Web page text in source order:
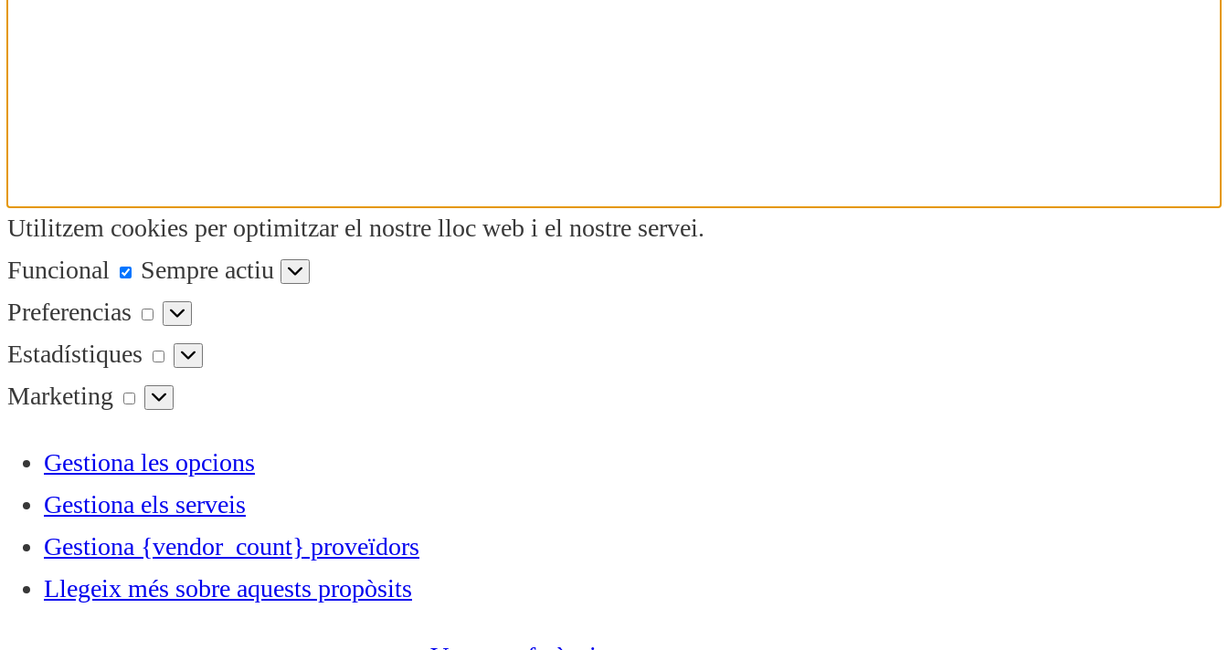
Utilitzem cookies per optimitzar el nostre lloc web i el nostre servei.
Funcional
Funcional
Sempre actiu
Preferencias
Preferencias
Estadístiques
Estadístiques
Marketing
Marketing
Gestiona les opcions
Gestiona els serveis
Gestiona {vendor_count} proveïdors
Llegeix més sobre aquests propòsits